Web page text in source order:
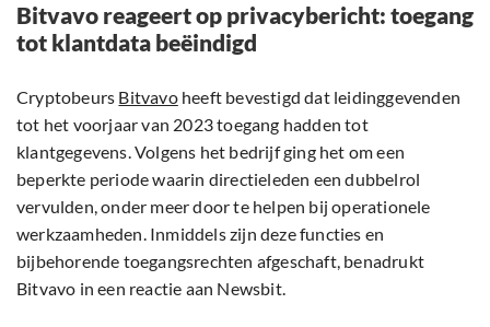
Bitvavo reageert op privacybericht: toegang
tot klantdata beëindigd
Cryptobeurs Bitvavoheeft bevestigd dat leidinggevenden
tot het voorjaar van 2023 toegang hadden tot
klantgegevens. Volgens het bedrijf ging het om een
beperkte periode waarin directieleden een dubbelrol
vervulden, onder meer door te helpen bij operationele
werkzaamheden. Inmiddels zijn deze functies en
bijbehorende toegangsrechten afgeschaft, benadrukt
Bitvavo in een reactie aan Newsbit.